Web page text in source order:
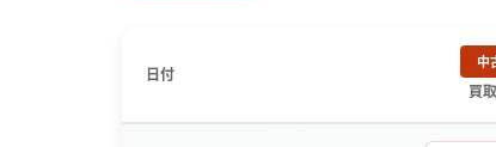
日付
中
買